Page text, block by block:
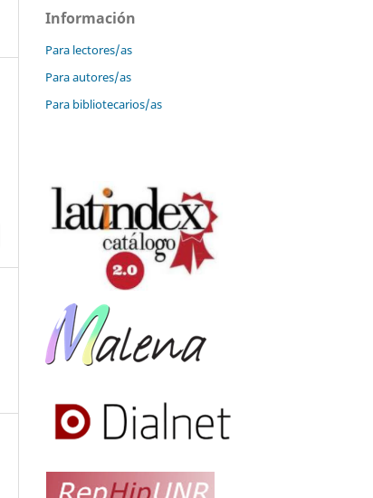
Información
Para lectores/as
Para autores/as
Para bibliotecarios/as